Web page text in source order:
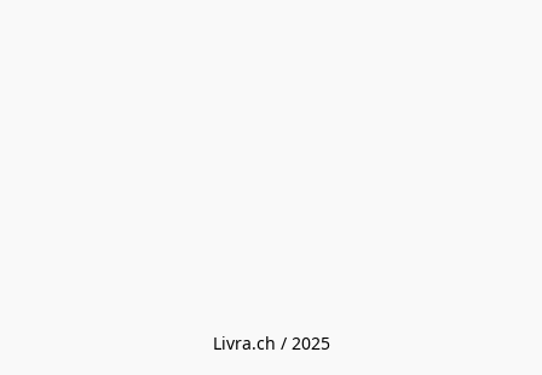
Livra.ch / 2025